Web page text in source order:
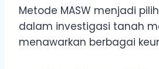
Metode MASW menjadi
dalam investigasi tanah
menawarkan berbagai